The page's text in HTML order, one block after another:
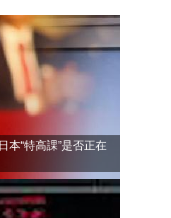
本“特高課”是否正在